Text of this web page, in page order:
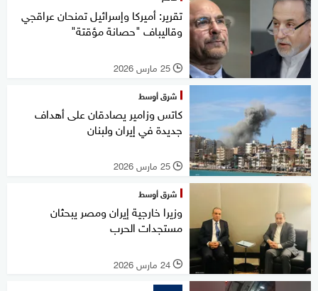
تقرير: أميركا وإسرائيل تمنحان عراقجي
وقاليباف "حصانة مؤقتة"
l 25 مارس 2026
شرق أوسط
كاتس وزامير يصادقان على أهداف
جديدة في إيران ولبنان
l 25 مارس 2026
شرق أوسط
وزيرا خارجية إيران ومصر يبحثان
مستجدات الحرب
l 24 مارس 2026